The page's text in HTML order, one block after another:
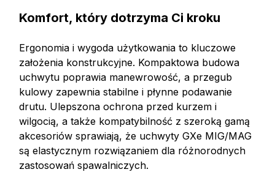
Komfort, który dotrzyma Ci kroku
Ergonomia i wygoda użytkowania to kluczowe
założenia konstrukcyjne. Kompaktowa budowa
uchwytu poprawia manewrowość, a przegub
kulowy zapewnia stabilne i płynne podawanie
drutu. Ulepszona ochrona przed kurzem i
wilgocią, a także kompatybilność z szeroką gamą
akcesoriów sprawiają, że uchwyty GXe MIG/MAG
są elastycznym rozwiązaniem dla różnorodnych
zastosowań spawalniczych.